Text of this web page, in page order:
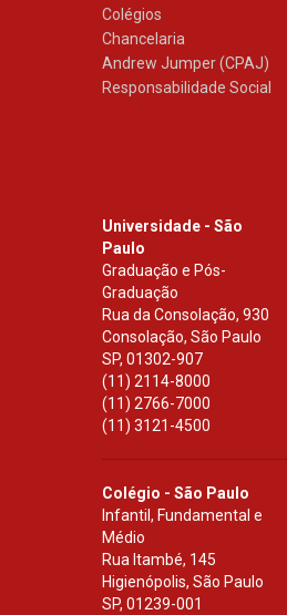
Colégios
Chancelaria
Andrew Jumper (CPAJ)
Responsabilidade Social
Universidade - São
Paulo
Graduação e Pós-
Graduação
Rua da Consolação, 930
Consolação, São Paulo
SP, 01302-907
(11) 2114-8000
(11) 2766-7000
(11) 3121-4500
Colégio - São Paulo
Infantil, Fundamental e
Médio
Rua Itambé, 145
Higienópolis, São Paulo
SP, 01239-001